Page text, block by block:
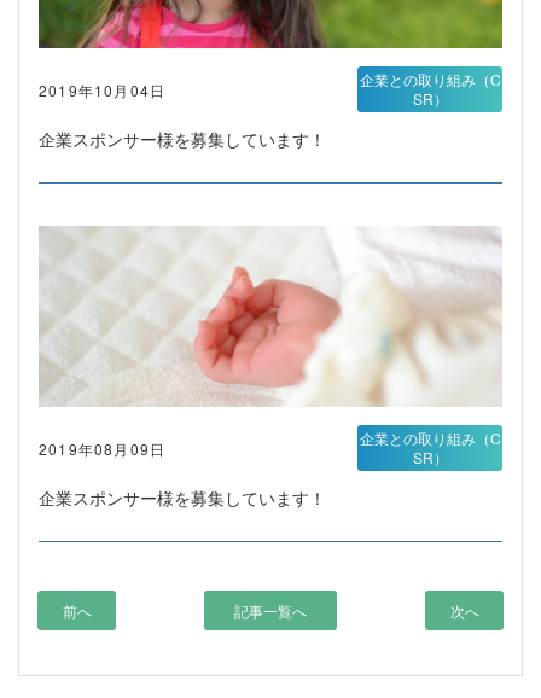
2019年10月04日
企業スポンサー様を募集しています！
企業との取り組み（C
SR）
2019年08月09日
企業スポンサー様を募集しています！
企業との取り組み（C
SR）
前へ 記事一覧へ 次へ